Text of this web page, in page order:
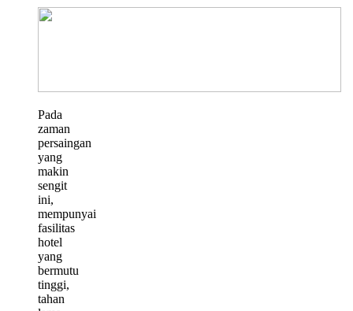
Pada
zaman
persaingan
yang
makin
sengit
ini,
mempunyai
fasilitas
hotel
yang
bermutu
tinggi,
tahan